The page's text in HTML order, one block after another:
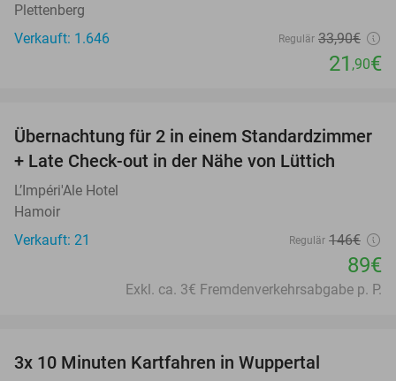
Plettenberg
Verkauft: 1.646
Regulär 33,90€
21 ,90€
39%
Übernachtung für 2 in einem Standardzimmer
+ Late Check-out in der Nähe von Lüttich
L’Impéri'Ale Hotel
Hamoir
Verkauft: 21
Regulär 146€
89€
Exkl. ca. 3€ Fremdenverkehrsabgabe p. P.
3x 10 Minuten Kartfahren in Wuppertal